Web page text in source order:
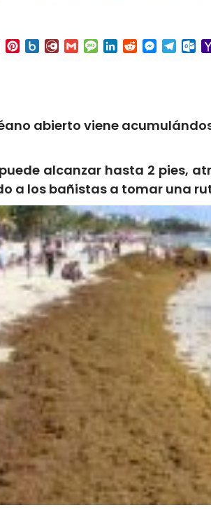
Email Pinterest
Box.netDiary.RuGmailMessage
LinkedInReddit
abierto viene
alcanzar hasta 2 pies,
a los bañistas a tomar una